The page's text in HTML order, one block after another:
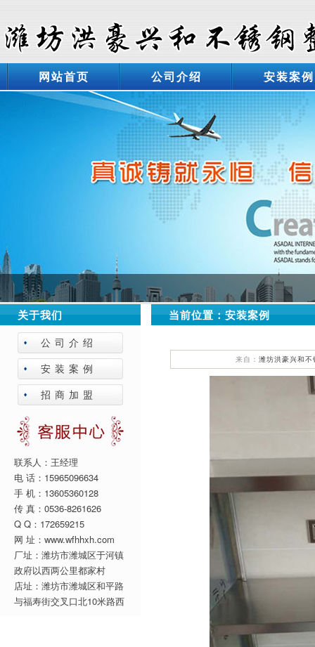
网站首页 公司介绍 安装案例
关于我们
公司介绍
安装案例
招商加盟
联系人：王经理
电 话：15965096634
手 机：13605360128
传 真：0536-8261626
Q Q：172659215
网 址：www.wfhhxh.com
厂址：潍坊市潍城区于河镇
政府以西两公里都家村
店址：潍坊市潍城区和平路
与福寿街交叉口北10米路西
当前位置：安装案例
来自： 潍坊洪豪兴和